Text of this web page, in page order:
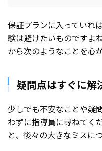
保証プランに入っていれ
験は避けたいものですよ
から次のようなことを心
疑問点はすぐに解
少しでも不安なことや疑
わずに指導員に尋ねてく
と、後々の大きなミスに